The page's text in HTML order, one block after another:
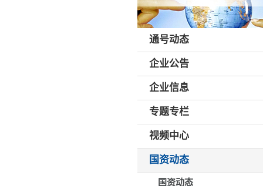
通号动态
企业公告
企业信息
专题专栏
视频中心
国资动态
国资动态